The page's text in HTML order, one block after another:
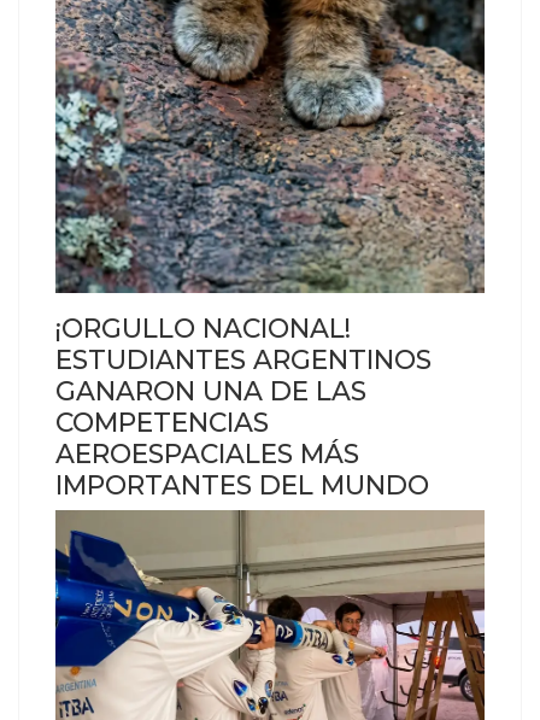
¡ORGULLO NACIONAL!
ESTUDIANTES ARGENTINOS
GANARON UNA DE LAS
COMPETENCIAS
AEROESPACIALES MÁS
IMPORTANTES DEL MUNDO